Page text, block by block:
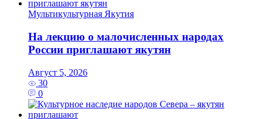
Мультикультурная Якутия
На лекцию о малочисленных народах
России приглашают якутян
Август 5, 2026
30
0